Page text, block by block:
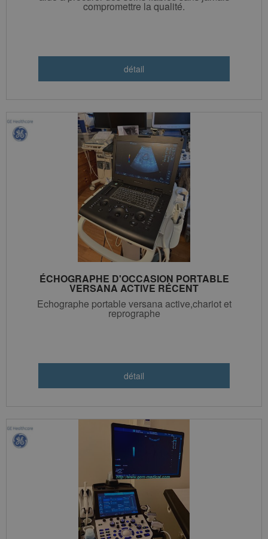
compromettre la qualité.
ÉCHOGRAPHE D'OCCASION PORTABLE
VERSANA ACTIVE RÉCENT
Echographe portable versana active,chariot et
reprographe